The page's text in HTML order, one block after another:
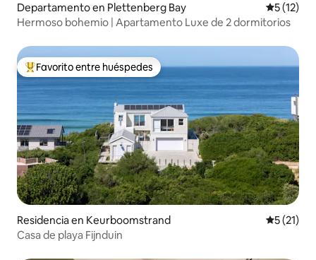
Departamento en Plettenberg Bay
5 (12)
Hermoso bohemio | Apartamento Luxe de 2 dormitorios
De los mejores en Favorito entre huéspedes
Favorito entre huéspedes
Residencia en Keurboomstrand
5 (21)
Casa de playa Fijnduin